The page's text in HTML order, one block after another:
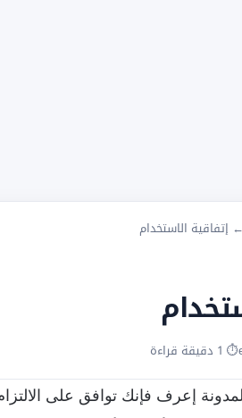
← إتفاقية الاستخدام
⏱ 1 دقيقة قراءة
إعرف فإنك توافق على